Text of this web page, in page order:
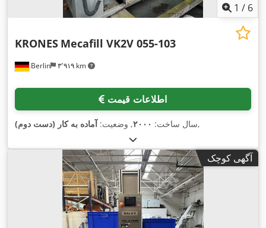
1 / 6
Berlin ۳٬۹۱۹ km
KRONES Mecafill VK2V 055-103
اطلاعات قیمت
سال ساخت: ۲۰۰۰, وضعیت:آماده به کار (دست دوم) ,
آگهی کوچک